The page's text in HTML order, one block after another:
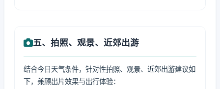
五、拍照、观景、近郊出游
结合今日天气条件，针对性拍照、观景、近郊出游建议如
下，兼顾出片效果与出行体验：